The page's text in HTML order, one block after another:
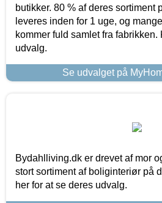
butikker. 80 % af deres sortiment
leveres inden for 1 uge, og
kommer fuld samlet fra
udvalg.
Se udvalget på
Bydahlliving.dk er drevet af mor
stort sortiment af boliginteriør på
her for at se deres udvalg.